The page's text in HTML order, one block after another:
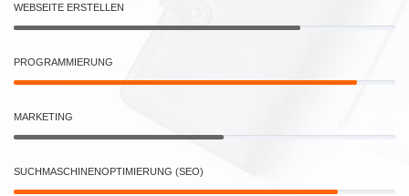
WEBSEITE ERSTELLEN
PROGRAMMIERUNG
MARKETING
SUCHMASCHINENOPTIMIERUNG (SEO)